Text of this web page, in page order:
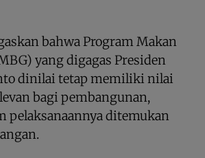
bahwa Program Makan
yang digagas Presiden
dinilai tetap memiliki nilai
bagi pembangunan,
pelaksanaannya ditemukan